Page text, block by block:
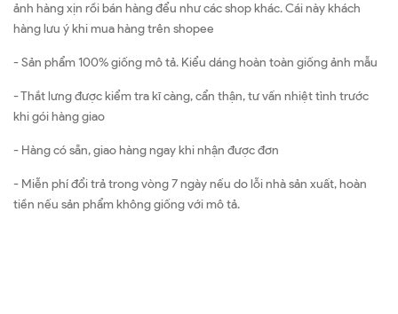
ảnh hàng xịn rồi bán hàng đểu như các shop khác. Cái này khách
hàng lưu ý khi mua hàng trên shopee
- Sản phẩm 100% giống mô tả. Kiểu dáng hoàn toàn giống ảnh mẫu
- Thắt lưng được kiểm tra kĩ càng, cẩn thận, tư vấn nhiệt tình trước
khi gói hàng giao
- Hàng có sẵn, giao hàng ngay khi nhận được đơn
- Miễn phí đổi trả trong vòng 7 ngày nếu do lỗi nhà sản xuất, hoàn
tiền nếu sản phẩm không giống với mô tả.